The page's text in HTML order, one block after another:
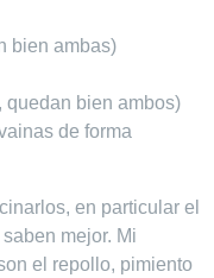
bien ambas)
quedan bien ambos)
de forma
en particular el
mejor. Mi
el repollo, pimiento